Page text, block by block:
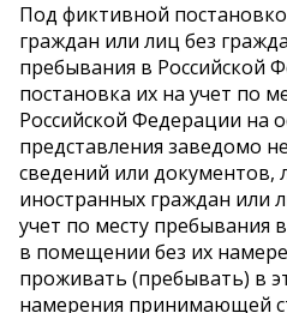
Под фиктивной
граждан или лиц без
пребывания в Российской
постановка их на учет по
Российской Федерации на
представления заведомо
сведений или документов,
иностранных граждан или
учет по месту пребывания
в помещении без их
проживать (пребывать) в
намерения принимающей